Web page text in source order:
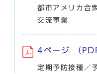
都市アメリカ合
交流事業
4ページ （
定期予防接種／